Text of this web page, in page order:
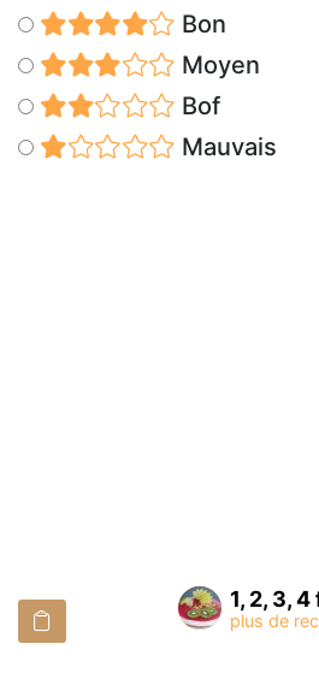
Bon
Moyen
Bof
Mauvais
1, 2, 3,